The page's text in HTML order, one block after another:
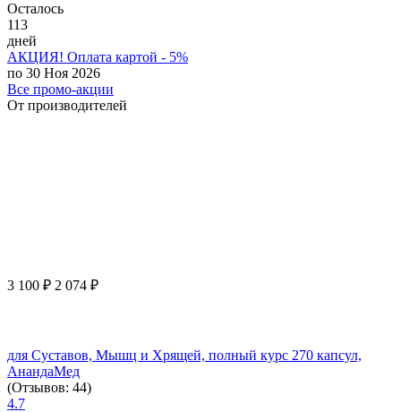
Осталось
113
дней
АКЦИЯ! Оплата картой - 5%
по 30 Ноя 2026
Все промо-акции
От производителей
3 100 ₽ 2 074 ₽
для Суставов, Мышц и Хрящей, полный курс 270 капсул,
АнандаМед
(Отзывов: 44)
4.7